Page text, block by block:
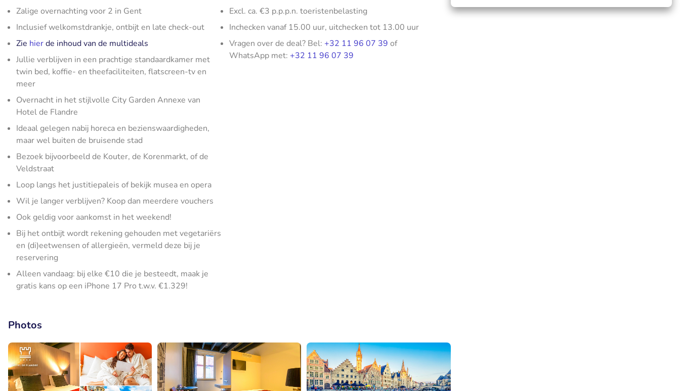
Zalige overnachting voor 2 in Gent
Inclusief welkomstdrankje, ontbijt en late check-out
Zie hierde inhoud van de multideals
Jullie verblijven in een prachtige standaardkamer met
twin bed, koffie- en theefaciliteiten, flatscreen-tv en
meer
Overnacht in het stijlvolle City Garden Annexe van
Hotel de Flandre
Ideaal gelegen nabij horeca en bezienswaardigheden,
maar wel buiten de bruisende stad
Bezoek bijvoorbeeld de Kouter, de Korenmarkt, of de
Veldstraat
Loop langs het justitiepaleis of bekijk musea en opera
Wil je langer verblijven? Koop dan meerdere vouchers
Ook geldig voor aankomst in het weekend!
Bij het ontbijt wordt rekening gehouden met vegetariërs
en (di)eetwensen of allergieën, vermeld deze bij je
reservering
Alleen vandaag: bij elke €10 die je besteedt, maak je
gratis kans op een iPhone 17 Pro t.w.v. €1.329!
Excl. ca. €3 p.p.p.n. toeristenbelasting
Inchecken vanaf 15.00 uur, uitchecken tot 13.00 uur
Vragen over de deal? Bel: +32 11 96 07 39 of
WhatsApp met: +32 11 96 07 39
Photos